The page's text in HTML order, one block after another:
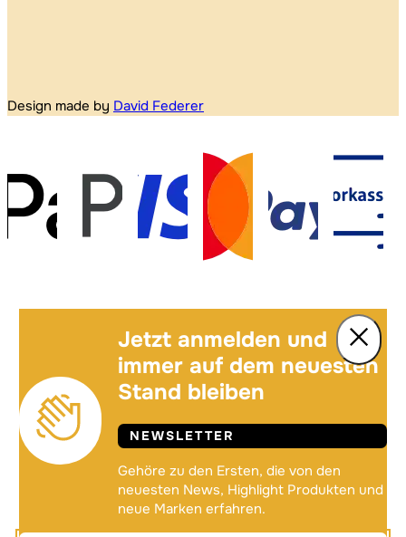
Design made by David Federer
Jetzt anmelden und
immer auf dem neuesten
Stand bleiben
NEWSLETTER
Gehöre zu den Ersten, die von den
neuesten News, Highlight Produkten und
neue Marken erfahren.